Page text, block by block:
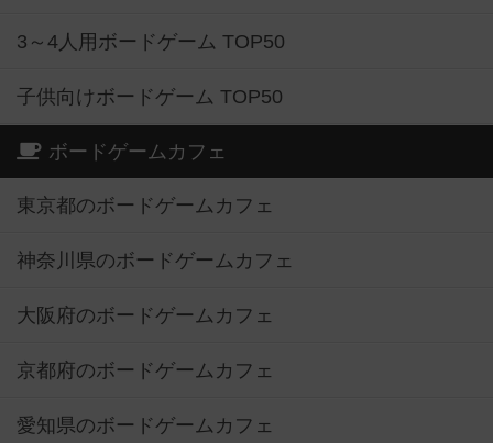
3～4人用ボードゲーム TOP50
子供向けボードゲーム TOP50
ボードゲームカフェ
東京都のボードゲームカフェ
神奈川県のボードゲームカフェ
大阪府のボードゲームカフェ
京都府のボードゲームカフェ
愛知県のボードゲームカフェ